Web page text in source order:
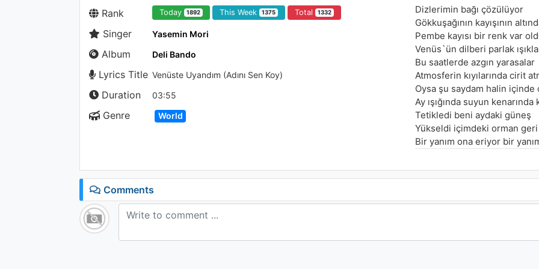
Rank Today 1892 This Week 1375 Total 1332
Singer Yasemin Mori
Album Deli Bando
Lyrics Title Venüste Uyandım (Adını Sen Koy)
Duration 03:55
Genre World
Dizlerimin bağı çözülüyor
Gökkuşağının kayışının
Pembe kayısı bir renk var
Venüs`ün dilberi parlak
Bu saatlerde azgın yarasalar
Atmosferin kıyılarında cirit
Oysa şu saydam halin içinde
Ay ışığında suyun
Tetikledi beni aydaki güneş
Yükseldi içimdeki orman
Bir yanım ona eriyor bir
Bir yanımda ateş çıldırtan
Bir yanım merdivenlerle
Bir yanım arıyor bir yanım
Kokular misler orkideler
Comments